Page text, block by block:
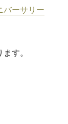
バーサリー
す。